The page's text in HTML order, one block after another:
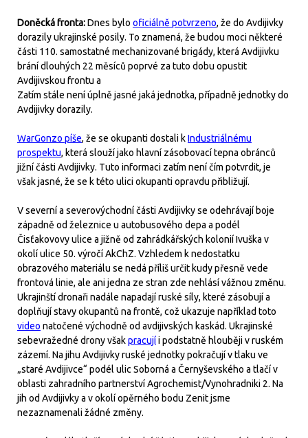
Doněcká fronta:Dnes bylo oficiálně potvrzeno, že do Avdijivky
dorazily ukrajinské posily. To znamená, že budou moci některé
části 110. samostatné mechanizované brigády, která Avdijivku
brání dlouhých 22 měsíců poprvé za tuto dobu opustit
Avdijivskou frontu a
Zatím stále není úplně jasné jaká jednotka, případně jednotky do
Avdijivky dorazily.
WarGonzo píše, že se okupanti dostali kIndustriálnému
prospektu, která slouží jako hlavní zásobovací tepna obránců
jižní části Avdijivky. Tuto informaci zatím není čím potvrdit, je
však jasné, že se k této ulici okupanti opravdu přibližují.
V severní a severovýchodní části Avdijivky se odehrávají boje
západně od železnice u autobusového depa a podél
Čisťakovovy ulice a jižně od zahrádkářských kolonií Ivuška v
okolí ulice 50. výročí AkChZ. Vzhledem k nedostatku
obrazového materiálu se nedá příliš určit kudy přesně vede
frontová linie, ale ani jedna ze stran zde nehlásí vážnou změnu.
Ukrajinští dronaři nadále napadají ruské síly, které zásobují a
doplňují stavy okupantů na frontě, což ukazuje například toto
video natočené východně od avdijivských kaskád. Ukrajinské
sebevražedné drony všakpracujíi podstatně hlouběji v ruském
zázemí. Na jihu Avdijivky ruské jednotky pokračují v tlaku ve
„staré Avdijivce“ podél ulic Soborná a Černyševského a tlačí v
oblasti zahradního partnerství Agrochemist/Vynohradniki 2. Na
jih od Avdijivky a v okolí opěrného bodu Zenit jsme
nezaznamenali žádné změny.